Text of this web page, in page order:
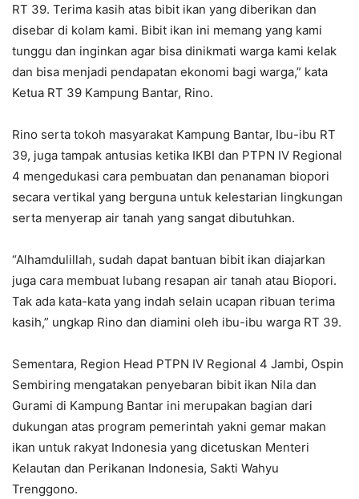
RT 39. Terima kasih atas bibit ikan yang diberikan dan
disebar di kolam kami. Bibit ikan ini memang yang kami
tunggu dan inginkan agar bisa dinikmati warga kami kelak
dan bisa menjadi pendapatan ekonomi bagi warga,” kata
Ketua RT 39 Kampung Bantar, Rino.
Rino serta tokoh masyarakat Kampung Bantar, Ibu-ibu RT
39, juga tampak antusias ketika IKBI dan PTPN IV Regional
4 mengedukasi cara pembuatan dan penanaman biopori
secara vertikal yang berguna untuk kelestarian lingkungan
serta menyerap air tanah yang sangat dibutuhkan.
“Alhamdulillah, sudah dapat bantuan bibit ikan diajarkan
juga cara membuat lubang resapan air tanah atau Biopori.
Tak ada kata-kata yang indah selain ucapan ribuan terima
kasih,” ungkap Rino dan diamini oleh ibu-ibu warga RT 39.
Sementara, Region Head PTPN IV Regional 4 Jambi, Ospin
Sembiring mengatakan penyebaran bibit ikan Nila dan
Gurami di Kampung Bantar ini merupakan bagian dari
dukungan atas program pemerintah yakni gemar makan
ikan untuk rakyat Indonesia yang dicetuskan Menteri
Kelautan dan Perikanan Indonesia, Sakti Wahyu
Trenggono.